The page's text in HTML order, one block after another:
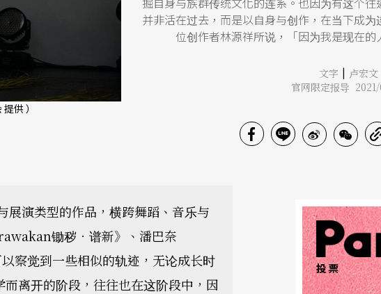
供 ）
并非活在过去，而是以自身与创作，在当下成
位创作者林源祥所说，「因为我是现在的
文字 | 卢宏文
官网限定报导
演类型的作品，横跨舞蹈、音乐与
锄秽．谱新》、潘巴奈
察觉到一些相似的轨迹，无论成长时
离开的阶段，往往也在这阶段中，因
投票